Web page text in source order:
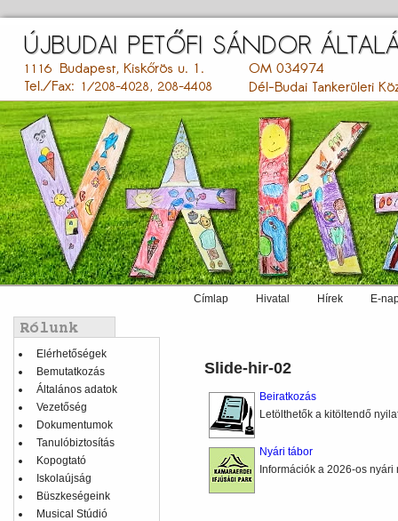
tartalomra
menu
Címlap Hivatal Hírek E-
Balmenü
Elérhetőségek
Bemutatkozás
Általános adatok
Vezetőség
Dokumentumok
Tanulóbiztosítás
Kopogtató
Iskolaújság
Büszkeségeink
Musical Stúdió
Slide-hir-02
Beiratkozás
Letölthetők a kitöltendő
Nyári tábor
Információk a 2026-os